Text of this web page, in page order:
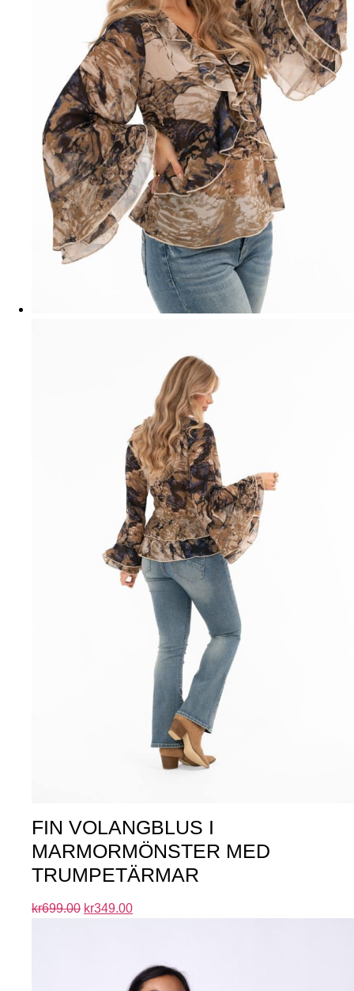
FIN VOLANGBLUS I
MARMORMÖNSTER MED
TRUMPETÄRMAR
kr699.00 kr349.00